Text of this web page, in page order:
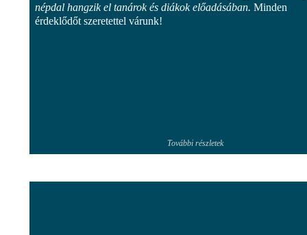
népdal hangzik el tanárok és diákok előadásában. Minden
érdeklődőt szeretettel várunk!
További részletek